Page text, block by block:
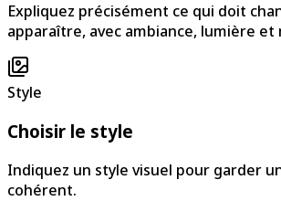
Expliquez précisément ce qui doit
apparaître, avec ambiance, lumière et
Style
Choisir le style
Indiquez un style visuel pour garder
cohérent.